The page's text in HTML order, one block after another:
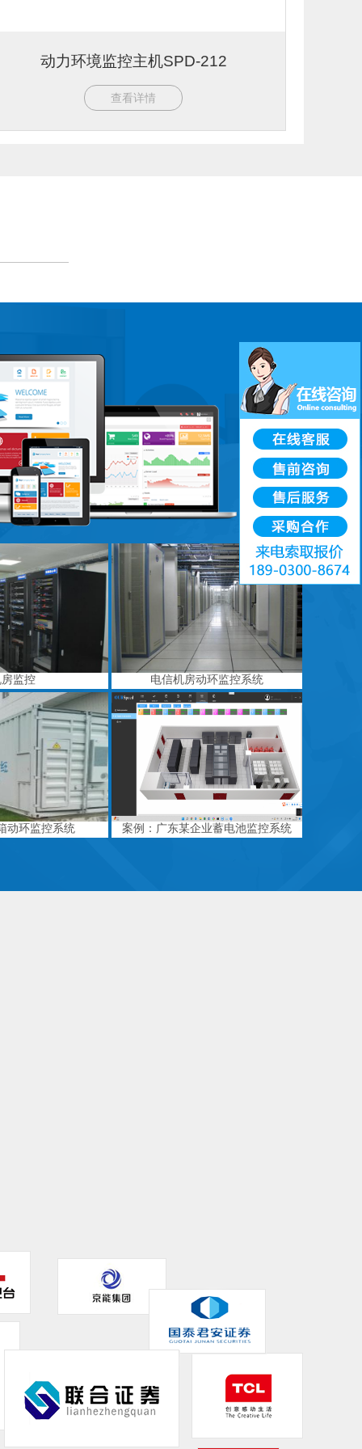
动力环境监控主机SPD-212
查看详情
监控 电信机房动环监控系统
动环监控系统 案例：广东某企业蓄电池监控系统